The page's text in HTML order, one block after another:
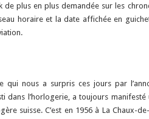
de plus en plus demandée sur les
horaire et la date affichée en
qui nous a surpris ces jours par
dans l’horlogerie, a toujours
suisse. C’est en 1956 à La Chaux-